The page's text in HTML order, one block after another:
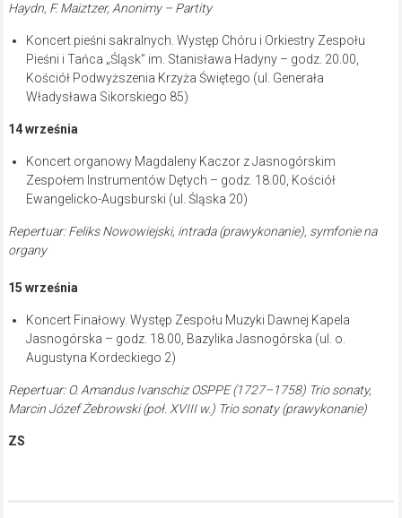
Haydn, F. Maiztzer, Anonimy – Partity
Koncert pieśni sakralnych. Występ Chóru i Orkiestry Zespołu
Pieśni i Tańca „Śląsk” im. Stanisława Hadyny – godz. 20.00,
Kościół Podwyższenia Krzyża Świętego (ul. Generała
Władysława Sikorskiego 85)
14 września
Koncert organowy Magdaleny Kaczor z Jasnogórskim
Zespołem Instrumentów Dętych – godz. 18.00, Kościół
Ewangelicko-Augsburski (ul. Śląska 20)
Repertuar: Feliks Nowowiejski, intrada (prawykonanie), symfonie na
organy
15 września
Koncert Finałowy. Występ Zespołu Muzyki Dawnej Kapela
Jasnogórska – godz. 18.00, Bazylika Jasnogórska (ul. o.
Augustyna Kordeckiego 2)
Repertuar: O. Amandus Ivanschiz OSPPE (1727–1758) Trio sonaty,
Marcin Józef Żebrowski (poł. XVIII w.) Trio sonaty (prawykonanie)
ZS